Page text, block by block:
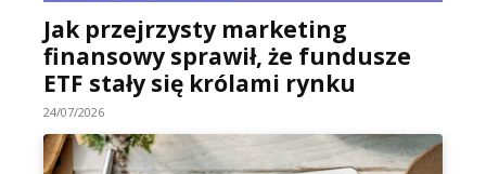
Jak przejrzysty marketing
finansowy sprawił, że fundusze
ETF stały się królami rynku
24/07/2026